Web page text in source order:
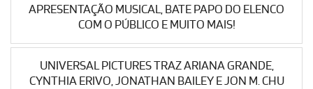
APRESENTAÇÃO MUSICAL, BATE PAPO DO ELENCO
COM O PÚBLICO E MUITO MAIS!
UNIVERSAL PICTURES TRAZ ARIANA GRANDE,
CYNTHIA ERIVO, JONATHAN BAILEY E JON M. CHU